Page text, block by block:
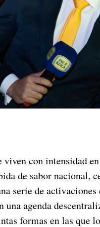
viven con intensidad
de sabor nacional,
serie de
agenda
formas en las que